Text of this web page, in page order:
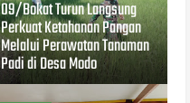
09/Bokat Turun Langsung
Perkuat Ketahanan Pangan
Melalui Perawatan Tanaman
Padi di Desa Modo